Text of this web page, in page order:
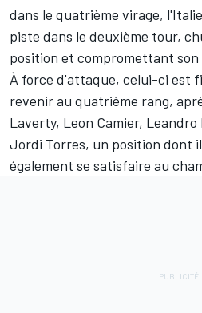
dans le quatrième virage,
piste dans le deuxième tour,
position et compromettant
À force d'attaque, celui-ci est
revenir au quatrième rang,
Laverty, Leon Camier, Leandro
Jordi Torres, un position dont
également se satisfaire au